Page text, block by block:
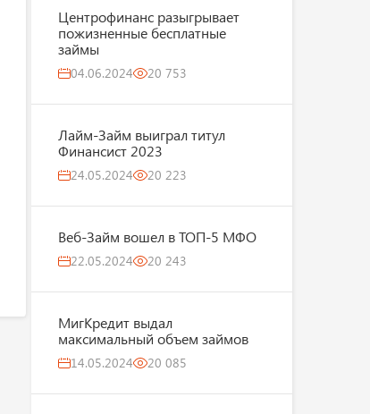
Центрофинанс разыгрывает
пожизненные бесплатные
займы
04.06.2024 20 753
Лайм-Займ выиграл титул
Финансист 2023
24.05.2024 20 223
Веб-Займ вошел в ТОП-5 МФО
22.05.2024 20 243
МигКредит выдал
максимальный объем займов
14.05.2024 20 085